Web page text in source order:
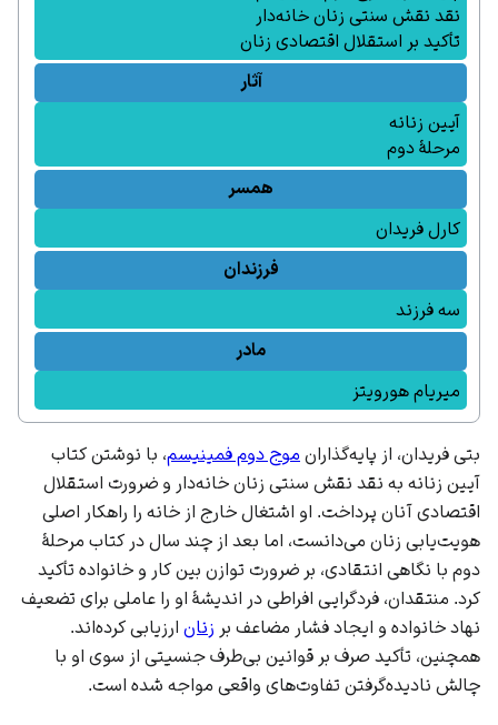
نقد نقش سنتی زنان خانه‌دار
تأکید بر استقلال اقتصادی زنان
آثار
آیین زنانه
مرحلهٔ دوم
همسر
کارل فریدان
فرزندان
سه فرزند
مادر
میریام هورویتز
بتی فریدان، از پایه‌گذاران موج دوم فمینیسم، با نوشتن کتاب
آیین زنانه به نقد نقش سنتی زنان خانه‌دار و ضرورت استقلال
اقتصادی آنان پرداخت. او اشتغال خارج از خانه را راهکار اصلی
هویت‌یابی زنان می‌دانست، اما بعد از چند سال در کتاب مرحلهٔ
دوم با نگاهی انتقادی، بر ضرورت توازن بین کار و خانواده تأکید
کرد. منتقدان، فردگرایی افراطی در اندیشهٔ او را عاملی برای تضعیف
نهاد خانواده و ایجاد فشار مضاعف بر زنان ارزیابی کرده‌اند.
همچنین، تأکید صرف بر قوانین بی‌طرف جنسیتی از سوی او با
چالش نادیده‌گرفتن تفاوت‌های واقعی مواجه شده است.